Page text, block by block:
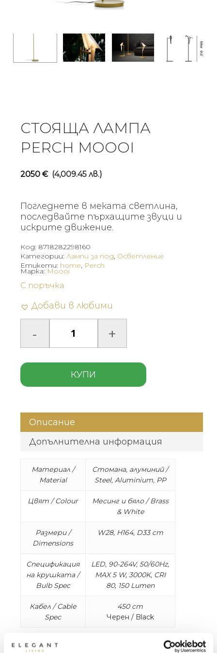
СТОЯЩА ЛАМПА
PERCH MOOOI
2050 € (4,009.45 лв.)
Погледнете в меката светлина,
последвайте пърхащите звуци и
искрите движение.
Код: 8718282298160
Категории: Лампи за под, Осветление
Етикети: home, Perch
С поръчка
Добави в любими
КУПИ
Марка: Moooi
Описание
Допълнителна информация
Материал /
Material
Стомана, алуминий /
Steel, Aluminium, PP
Цвят / Colour
Месинг и бяло / Brass
& White
Размери /
Dimensions
W28, H164, D33 cm
Спецификация
на крушката /
Bulb Spec
LED, 90-264V, 50/60Hz,
MAX 5 W, 3000K, CRI
80, 150 Lumen
Кабел / Cable
Spec
450 cm
Черен / Black
Погледнете нагоре към меката светлина,